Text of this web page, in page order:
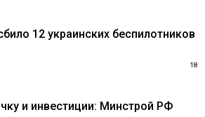
12 украинских беспилотников
18
и инвестиции: Минстрой РФ